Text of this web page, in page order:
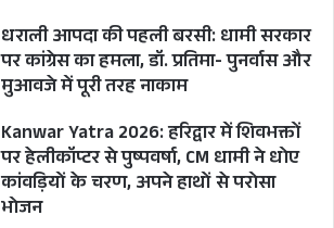
धराली आपदा की पहली बरसी: धामी सरकार
पर कांग्रेस का हमला, डॉ. प्रतिमा- पुनर्वास और
मुआवजे में पूरी तरह नाकाम
Kanwar Yatra 2026: हरिद्वार में शिवभक्तों
पर हेलीकॉप्टर से पुष्पवर्षा, CM धामी ने धोए
कांवड़ियों के चरण, अपने हाथों से परोसा
भोजन